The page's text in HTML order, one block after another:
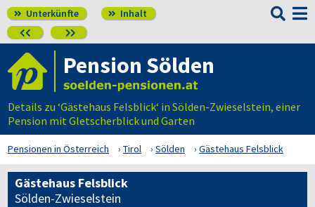
 Unterkünfte  Inhalt
 

Pension Sölden
Details zu ‘Gästehaus Felsblick‘ in Sölden-Zwieselstein, einer
Pension mit Gletscherblick und Garten
Pensionen in Österreich Tirol Sölden Gästehaus Felsblick
Gästehaus Felsblick
Sölden-Zwieselstein